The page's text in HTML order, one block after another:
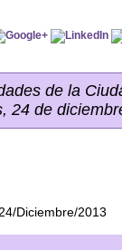
de la
24 de
Diciembre/2013